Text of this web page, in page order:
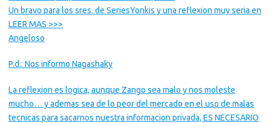
Un bravo para los sres. de SeriesYonkis y una reflexion muy seria en
LEER MAS >>>
Angeloso
P.d.: Nos informo Nagashaky
La reflexion es logica, aunque Zango sea malo y nos moleste
mucho… y ademas sea de lo peor del mercado en el uso de malas
tecnicas para sacarnos nuestra informacion privada, ES NECESARIO